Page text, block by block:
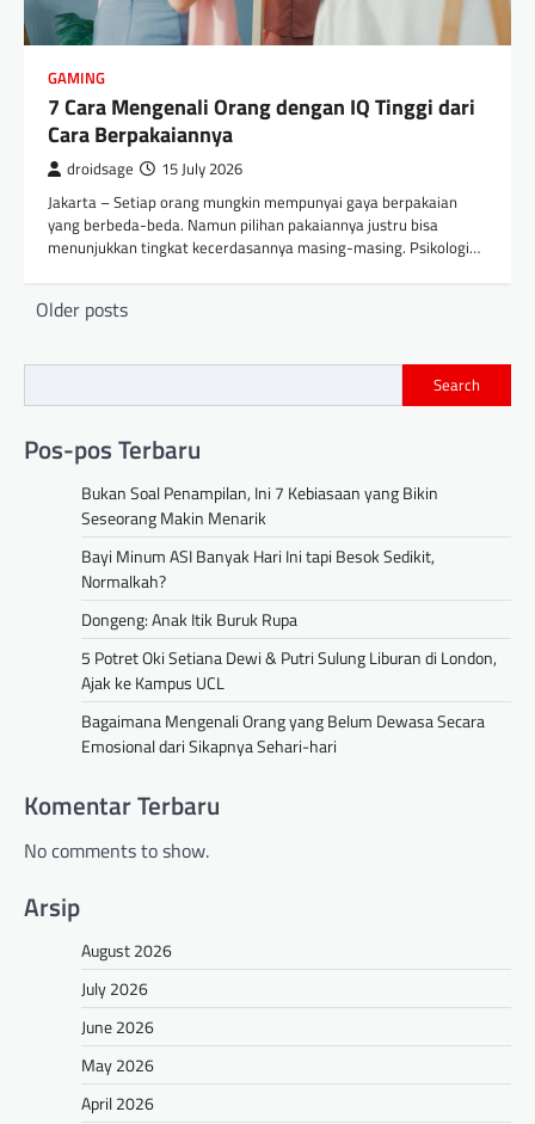
GAMING
7 Cara Mengenali Orang dengan IQ Tinggi dari
Cara Berpakaiannya
droidsage 15 July 2026
Jakarta – Setiap orang mungkin mempunyai gaya berpakaian
yang berbeda-beda. Namun pilihan pakaiannya justru bisa
menunjukkan tingkat kecerdasannya masing-masing. Psikologi…
Posts
Older posts
Search
Pos-pos Terbaru
Bukan Soal Penampilan, Ini 7 Kebiasaan yang Bikin
Seseorang Makin Menarik
Bayi Minum ASI Banyak Hari Ini tapi Besok Sedikit,
Normalkah?
Dongeng: Anak Itik Buruk Rupa
5 Potret Oki Setiana Dewi & Putri Sulung Liburan di London,
Ajak ke Kampus UCL
Bagaimana Mengenali Orang yang Belum Dewasa Secara
Emosional dari Sikapnya Sehari-hari
Komentar Terbaru
No comments to show.
Arsip
August 2026
July 2026
June 2026
May 2026
April 2026